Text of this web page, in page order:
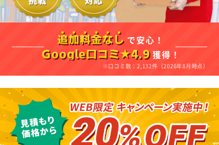
追加料金なし で安心！
Google口コミ★4.9 獲得！
※口コミ数：2,132件（2026年8月時点）